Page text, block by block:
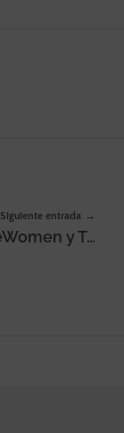
Siguiente entrada
Los eCommerce Awards eWomen y Triple Impacto 2023 premiará a las mujeres líderes en el comercio electrónico